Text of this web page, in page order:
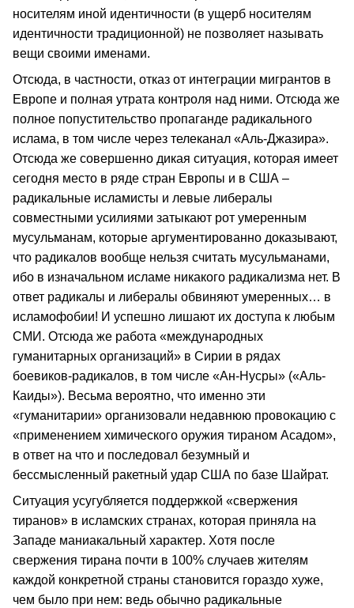
носителям иной идентичности (в ущерб носителям
идентичности традиционной) не позволяет называть
вещи своими именами.
Отсюда, в частности, отказ от интеграции мигрантов в
Европе и полная утрата контроля над ними. Отсюда же
полное попустительство пропаганде радикального
ислама, в том числе через телеканал «Аль-Джазира».
Отсюда же совершенно дикая ситуация, которая имеет
сегодня место в ряде стран Европы и в США –
радикальные исламисты и левые либералы
совместными усилиями затыкают рот умеренным
мусульманам, которые аргументированно доказывают,
что радикалов вообще нельзя считать мусульманами,
ибо в изначальном исламе никакого радикализма нет. В
ответ радикалы и либералы обвиняют умеренных… в
исламофобии! И успешно лишают их доступа к любым
СМИ. Отсюда же работа «международных
гуманитарных организаций» в Сирии в рядах
боевиков-радикалов, в том числе «Ан-Нусры» («Аль-
Каиды»). Весьма вероятно, что именно эти
«гуманитарии» организовали недавнюю провокацию с
«применением химического оружия тираном Асадом»,
в ответ на что и последовал безумный и
бессмысленный ракетный удар США по базе Шайрат.
Ситуация усугубляется поддержкой «свержения
тиранов» в исламских странах, которая приняла на
Западе маниакальный характер. Хотя после
свержения тирана почти в 100% случаев жителям
каждой конкретной страны становится гораздо хуже,
чем было при нем: ведь обычно радикальные